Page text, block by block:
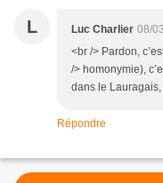
L Luc Charlier 08/
<br /> Pardon,
/> homonymie),
dans le
Répondre